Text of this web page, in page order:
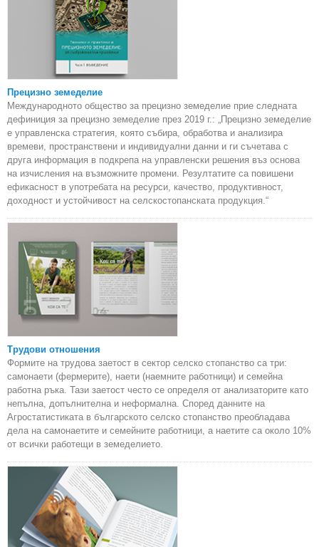
Прецизно земеделие
Международното общество за прецизно земеделие прие следната
дефиниция за прецизно земеделие през 2019 г.: „Прецизно земеделие
е управленска стратегия, която събира, обработва и анализира
времеви, пространствени и индивидуални данни и ги съчетава с
друга информация в подкрепа на управленски решения въз основа
на изчисления на възможните промени. Резултатите са повишени
ефикасност в употребата на ресурси, качество, продуктивност,
доходност и устойчивост на селскостопанската продукция.“
Трудови отношения
Формите на трудова заетост в сектор селско стопанство са три:
самонаети (фермерите), наети (наемните работници) и семейна
работна ръка. Тази заетост често се определя от анализаторите като
непълна, допълнителна и неформална. Според данните на
Агростатистиката в българското селско стопанство преобладава
дела на самонаетите и семейните работници, а наетите са около 10%
от всички работещи в земеделието.